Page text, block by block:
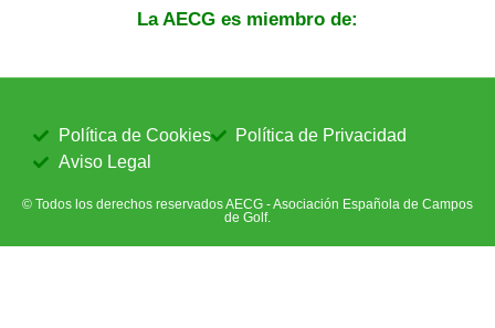
La AECG es miembro de:
© Todos los derechos reservados AECG - Asociación Española de Campos
de Golf.
Política de Cookies
Política de Privacidad
Aviso Legal